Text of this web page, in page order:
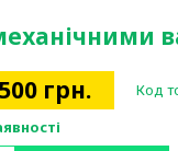
грн.
Код